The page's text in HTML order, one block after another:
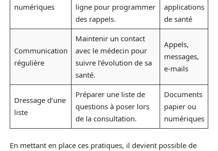
numériques
ligne pour programmer
des rappels.
applications
de santé
Communication
régulière
Maintenir un contact
avec le médecin pour
suivre l’évolution de sa
santé.
Appels,
messages,
e-mails
Dressage d’une
liste
Préparer une liste de
questions à poser lors
de la consultation.
Documents
papier ou
numériques
En mettant en place ces pratiques, il devient possible de